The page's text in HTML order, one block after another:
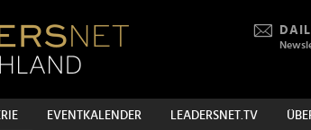
EVENTKALENDER LEADERSNET.TV